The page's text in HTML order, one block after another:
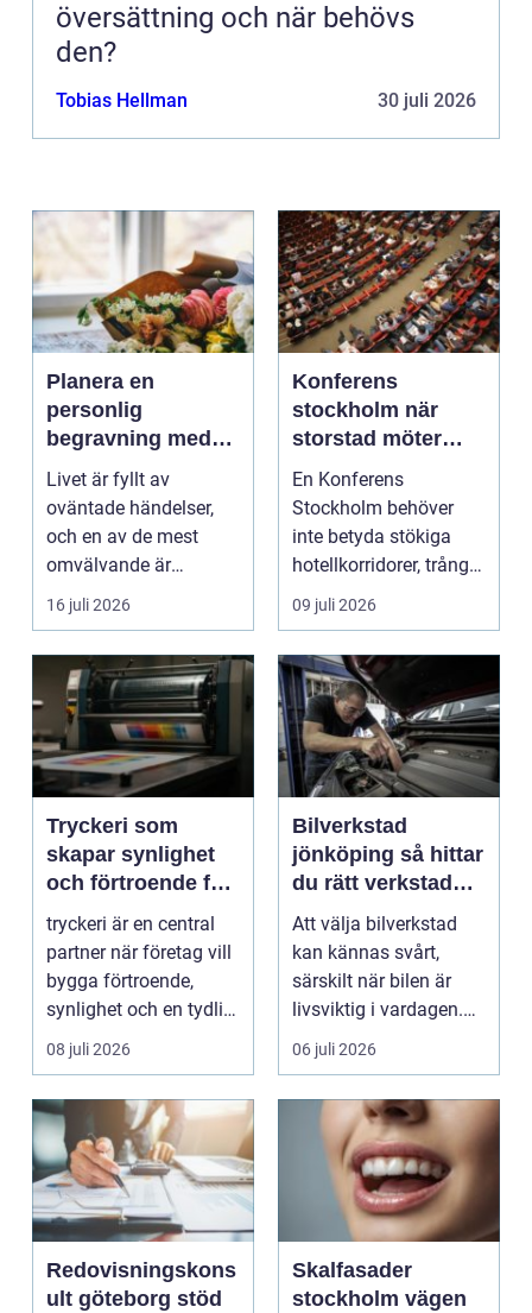
översättning och när behövs
den?
Tobias Hellman 30 juli 2026
Planera en
personlig
begravning med
hjälp av en
begravningsbyrå
Livet är fyllt av
oväntade händelser,
och en av de mest
omvälvande är
n&aum...
16 juli 2026
Konferens
stockholm när
storstad möter
rofylld landsbygd
En Konferens
Stockholm behöver
inte betyda stökiga
hotellkorridorer, trånga
mötesrum och brus
från c...
09 juli 2026
Tryckeri som
skapar synlighet
och förtroende för
ditt företag
tryckeri är en central
partner när företag vill
bygga förtroende,
synlighet och en tydlig
profil i a...
08 juli 2026
Bilverkstad
jönköping så hittar
du rätt verkstad
för din bil
Att välja bilverkstad
kan kännas svårt,
särskilt när bilen är
livsviktig i vardagen.
För många biläg...
06 juli 2026
Redovisningskons
ult göteborg stöd
Skalfasader
stockholm vägen